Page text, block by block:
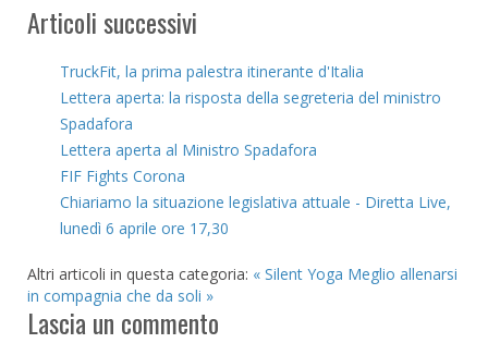
Articoli successivi
TruckFit, la prima palestra itinerante d'Italia
Lettera aperta: la risposta della segreteria del ministro
Spadafora
Lettera aperta al Ministro Spadafora
FIF Fights Corona
Chiariamo la situazione legislativa attuale - Diretta Live,
lunedì 6 aprile ore 17,30
Altri articoli in questa categoria: « Silent Yoga Meglio allenarsi
in compagnia che da soli »
Lascia un commento